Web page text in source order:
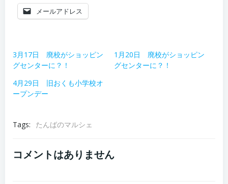
メールアドレス
3月17日 廃校がショッピン
グセンターに？！
1月20日 廃校がショッピン
グセンターに？！
4月29日 旧おくも小学校オ
ープンデー
Tags: たんばのマルシェ
コメントはありません